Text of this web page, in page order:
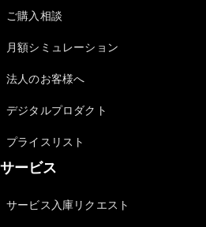
オンライン
ム
Stationwagon
Stationwagon
ご購入相談
月額シミュレーション
法人のお客様へ
デジタルプロダクト
プライスリスト
サービス
サービス入庫リクエスト